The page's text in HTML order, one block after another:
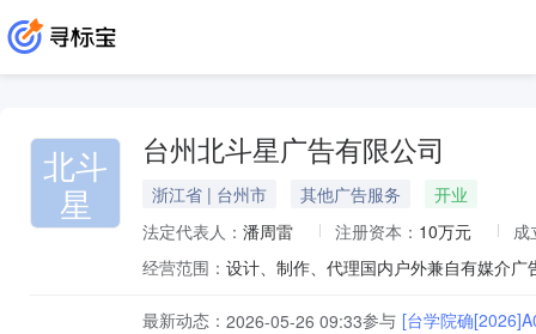
北斗
星
台州北斗星广告有限公司
浙江省 | 台州市 其他广告服务
开业
法定代表人： 潘周雷 注册资本： 10万元
成
经营范围： 设计、制作、代理国内户外兼自有媒介广
最新动态： 2026-05-26 09:33参与 [台学院确